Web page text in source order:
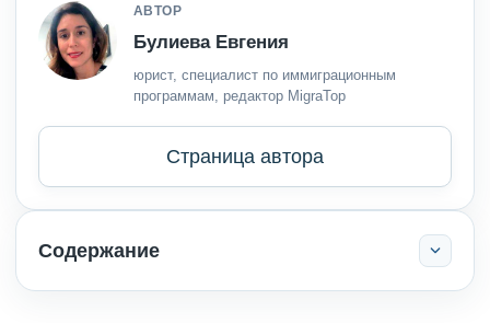
АВТОР
Булиева Евгения
юрист, специалист по иммиграционным
программам, редактор MigraTop
Страница автора
Содержание